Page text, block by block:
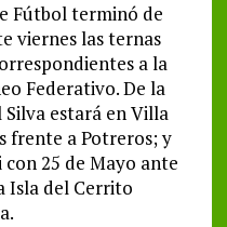
Fútbol terminó de
viernes las ternas
a la
Federativo. De la
Silva estará en Villa
frente a Potreros; y
25 de Mayo ante
Isla del Cerrito